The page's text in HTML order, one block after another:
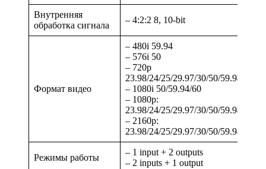
Внутренняя
обработка сигнала
– 4:2:2 8, 10-bit
Формат видео
– 480i 59.94
– 576i 50
– 720p
23.98/24/25/29.97/30/50/59.94/60
– 1080i 50/59.94/60
– 1080p:
23.98/24/25/29.97/30/50/59.94/60
– 2160p:
23.98/24/25/29.97/30/50/59.94/60
Режимы работы
– 1 input + 2 outputs
– 2 inputs + 1 output